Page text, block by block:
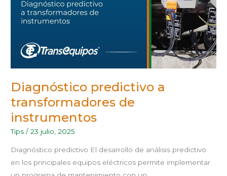
Diagnóstico predictivo a
transformadores de
instrumentos
Tips /23 julio, 2025
Diagnóstico predictivo El desarrollo de análisis predictivo
en los principales equipos eléctricos permite implementar